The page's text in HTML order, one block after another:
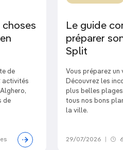
choses
de
activités
de
Le guide
préparer
Split
Vous préparez
Découvrez les
plus belles
tous nos bons
la ville.
29/07/2026